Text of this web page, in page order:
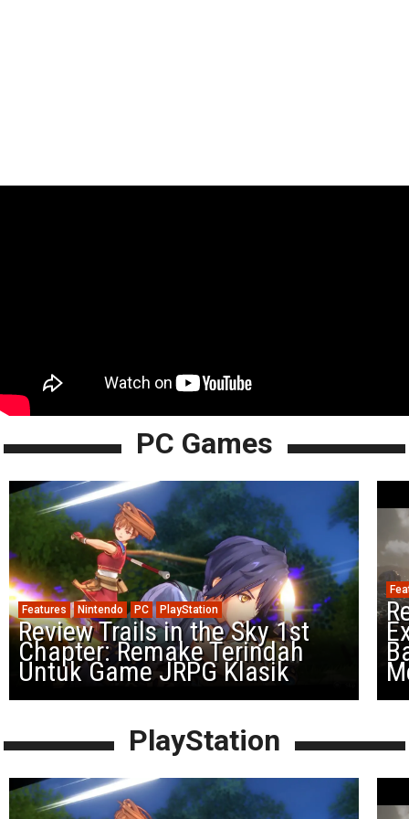
PC Games
Features Nintendo PC PlayStation
Review Trails in the Sky 1st
Chapter: Remake Terindah
Untuk Game JRPG Klasik
PlayStation